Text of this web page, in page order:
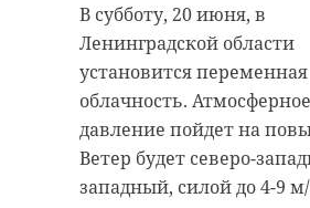
В субботу, 20 июня, в
Ленинградской области
установится переменная
облачность. Атмосферное
давление пойдет на
Ветер будет северо-
западный, силой до 4-9
Жителя Подпорожского
арестовали по
покушении на
наркотиков. Об этом
пресс-служба
Ленинградской области.
19 июня, 14:41
Подписывайтесь на нас в